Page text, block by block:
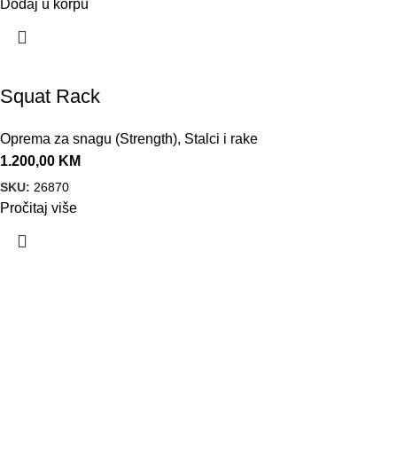
Dodaj u korpu
Squat Rack
Oprema za snagu (Strength), Stalci i rake
1.200,00 KM
SKU: 26870
Pročitaj više